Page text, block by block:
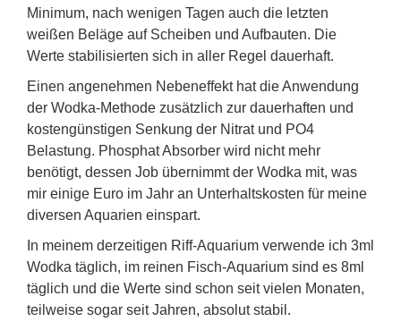
Minimum, nach wenigen Tagen auch die letzten
weißen Beläge auf Scheiben und Aufbauten. Die
Werte stabilisierten sich in aller Regel dauerhaft.
Einen angenehmen Nebeneffekt hat die Anwendung
der Wodka-Methode zusätzlich zur dauerhaften und
kostengünstigen Senkung der Nitrat und PO4
Belastung. Phosphat Absorber wird nicht mehr
benötigt, dessen Job übernimmt der Wodka mit, was
mir einige Euro im Jahr an Unterhaltskosten für meine
diversen Aquarien einspart.
In meinem derzeitigen Riff-Aquarium verwende ich 3ml
Wodka täglich, im reinen Fisch-Aquarium sind es 8ml
täglich und die Werte sind schon seit vielen Monaten,
teilweise sogar seit Jahren, absolut stabil.